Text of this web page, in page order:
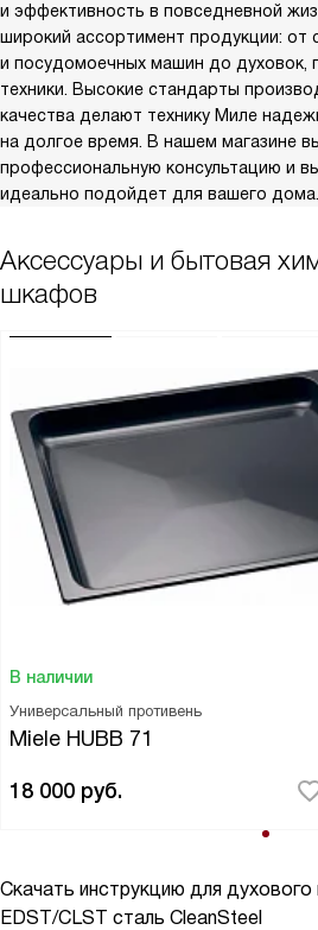
и эффективность в повседневной
широкий ассортимент продукции: от
и посудомоечных машин до духовок,
техники. Высокие стандарты
качества делают технику Миле
на долгое время. В нашем магазине
профессиональную консультацию и
идеально подойдет для вашего дома.
Аксессуары и бытовая
шкафов
В наличии
Универсальный противень
Miele HUBB 71
18 000 руб.
Скачать инструкцию для
EDST/CLST сталь CleanSteel